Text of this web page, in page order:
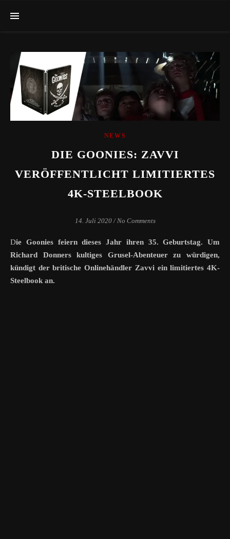
NEWS
DIE GOONIES: ZAVVI
VERÖFFENTLICHT LIMITIERTES
4K-STEELBOOK
14. Juli 2020 / No Comments
Die Goonies feiern dieses Jahr ihren 35. Geburtstag. Um
Richard Donners kultiges Grusel-Abenteuer zu würdigen,
kündigt der britische Onlinehändler Zavvi ein limitiertes 4K-
Steelbook an.